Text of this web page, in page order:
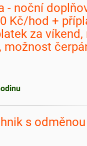
- noční
Kč/hod +
za
možnost
s